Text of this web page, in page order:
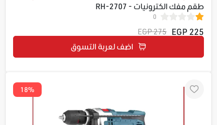
طقم مفك الكترونيات - RH-2707
0
225 EGP
275 EGP
اضف لعربة التسوق
18%